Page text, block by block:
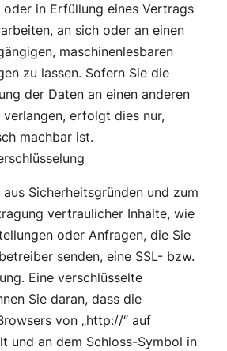
oder in Erfüllung eines Vertrags
an sich oder an einen
maschinenlesbaren
zu lassen. Sofern Sie die
der Daten an einen anderen
erfolgt dies nur,
machbar ist.
Sicherheitsgründen und zum
vertraulicher Inhalte, wie
oder Anfragen, die Sie
senden, eine SSL- bzw.
Eine verschlüsselte
Sie daran, dass die
von „http://“ auf
und an dem Schloss-Symbol in